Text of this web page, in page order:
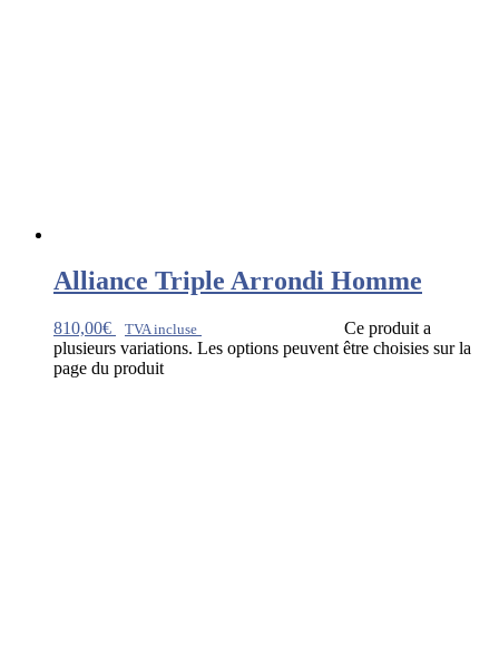
Alliance Triple Arrondi Homme
810,00€ TVA incluse
Ce produit a
plusieurs variations. Les options peuvent être choisies sur la
page du produit